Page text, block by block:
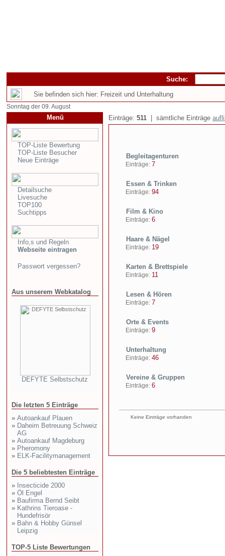
Suche:
Sie befinden sich hier: Freizeit und Unterhaltung
Sonntag der 09. August
Menü
TOP-Liste Bewertung
TOP-Liste Besucher
Neue Einträge
Detailsuche
Livesuche
TOP100
Suchtipps
Info,s und Regeln
Webseite eintragen
Passwort vergessen?
Aus unserem Webkatalog
DEFYTE Selbstschutz
Die letzten 5 Einträge
» Autoankauf Plauen
» Daheim Betreuung Schweiz
AG
» Autoankauf Magdeburg
» Pheromony
» ELK-Facilitymanagement
Die 5 beliebtesten Einträge
» Insecticide 2000
» Öl Engel
» Baufirma Bernd Seibt
» Kathrins Tieroase -
Hundefrisör
» Bahn & Hobby Günsel
Leipzig
TOP-5 Liste Bewertungen
Einträge: 511 | sämtliche Einträge
Begleitagenturen
Einträge: 7
Essen & Trinken
Einträge: 94
Film & Kino
Einträge: 6
Haare & Nägel
Einträge: 19
Karten & Brettspiele
Einträge: 11
Lesen & Hören
Einträge: 7
Orte & Events
Einträge: 9
Unterhaltung
Einträge: 46
Vereine & Gruppen
Einträge: 6
Keine Einträge vorhanden